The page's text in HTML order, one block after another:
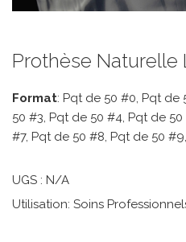
Prothèse Naturelle
Format: Pqt de 50 #0, Pqt de
50 #3, Pqt de 50 #4, Pqt de
#7, Pqt de 50 #8, Pqt de 50
UGS : N/A
Utilisation: Soins